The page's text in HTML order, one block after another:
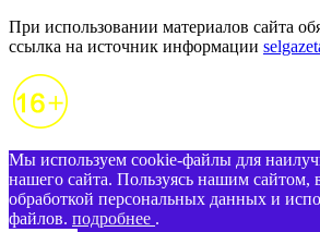
При использовании материалов сайта
ссылка на источник информации
Мы используем cookie-файлы для
нашего сайта. Пользуясь нашим сайтом,
обработкой персональных данных и
файлов. подробнее .